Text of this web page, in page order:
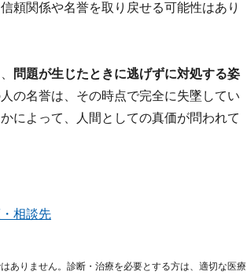
頼関係や名誉を取り戻せる可能性はあり
問題が生じたときに逃げずに対処する姿
の名誉は、その時点で完全に失墜してい
によって、人間としての真価が問われて
相談先
ありません。診断・治療を必要とする方は、適切な医療